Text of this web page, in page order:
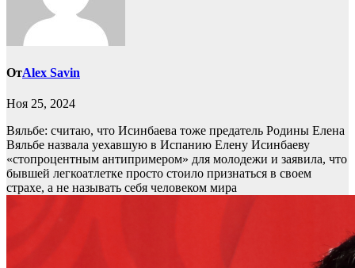
ОтAlex Savin
Ноя 25, 2024
Вяльбе: считаю, что Исинбаева тоже предатель Родины Елена
Вяльбе назвала уехавшую в Испанию Елену Исинбаеву
«стопроцентным антипримером» для молодежи и заявила, что
бывшей легкоатлетке просто стоило признаться в своем
страхе, а не называть себя человеком мира